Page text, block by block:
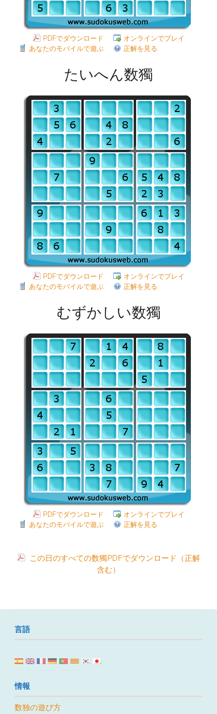
PDFでダウンロード
オンラインでプレイ
あなたのモバイルで遊ぶ
正解を見る
たいへん数獨
PDFでダウンロード
オンラインでプレイ
あなたのモバイルで遊ぶ
正解を見る
むずかしい数獨
PDFでダウンロード
オンラインでプレイ
あなたのモバイルで遊ぶ
正解を見る
この日のすべての数獨PDFでダウンロード（正解
含む）
言語
情報
数独の遊び方